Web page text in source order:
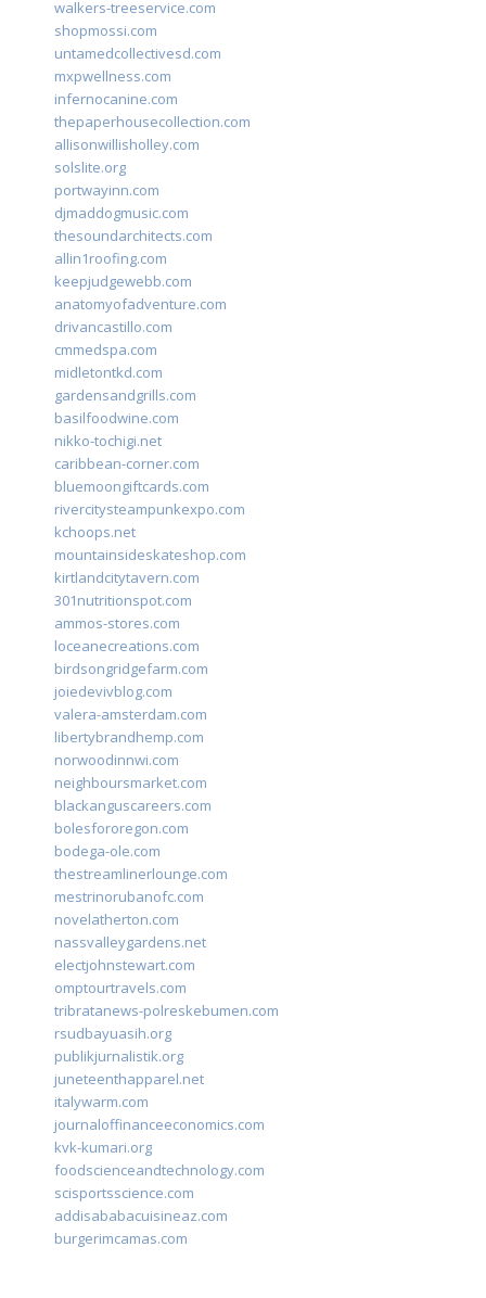
walkers-treeservice.com
shopmossi.com
untamedcollectivesd.com
mxpwellness.com
infernocanine.com
thepaperhousecollection.com
allisonwillisholley.com
solslite.org
portwayinn.com
djmaddogmusic.com
thesoundarchitects.com
allin1roofing.com
keepjudgewebb.com
anatomyofadventure.com
drivancastillo.com
cmmedspa.com
midletontkd.com
gardensandgrills.com
basilfoodwine.com
nikko-tochigi.net
caribbean-corner.com
bluemoongiftcards.com
rivercitysteampunkexpo.com
kchoops.net
mountainsideskateshop.com
kirtlandcitytavern.com
301nutritionspot.com
ammos-stores.com
loceanecreations.com
birdsongridgefarm.com
joiedevivblog.com
valera-amsterdam.com
libertybrandhemp.com
norwoodinnwi.com
neighboursmarket.com
blackanguscareers.com
bolesfororegon.com
bodega-ole.com
thestreamlinerlounge.com
mestrinorubanofc.com
novelatherton.com
nassvalleygardens.net
electjohnstewart.com
omptourtravels.com
tribratanews-polreskebumen.com
rsudbayuasih.org
publikjurnalistik.org
juneteenthapparel.net
italywarm.com
journaloffinanceeconomics.com
kvk-kumari.org
foodscienceandtechnology.com
scisportsscience.com
addisababacuisineaz.com
burgerimcamas.com